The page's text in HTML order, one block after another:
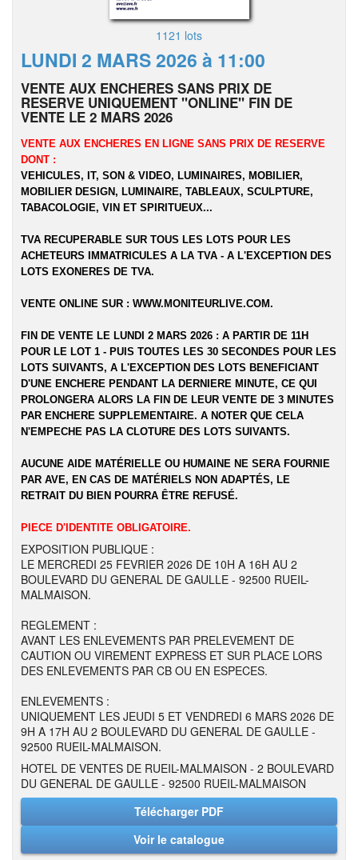
1121 lots
LUNDI 2 MARS 2026 à 11:00
VENTE AUX ENCHERES SANS PRIX DE
RESERVE UNIQUEMENT "ONLINE" FIN DE
VENTE LE 2 MARS 2026
VENTE AUX ENCHERES EN LIGNE SANS PRIX DE RESERVE
DONT :
VEHICULES, IT, SON & VIDEO, LUMINAIRES, MOBILIER,
MOBILIER DESIGN, LUMINAIRE, TABLEAUX, SCULPTURE,
TABACOLOGIE, VIN ET SPIRITUEUX...
TVA RECUPERABLE SUR TOUS LES LOTS POUR LES
ACHETEURS IMMATRICULES A LA TVA - A L'EXCEPTION DES
LOTS EXONERES DE TVA.
VENTE ONLINE SUR : WWW.MONITEURLIVE.COM.
FIN DE VENTE LE LUNDI 2 MARS 2026 : A PARTIR DE 11H
POUR LE LOT 1 - PUIS TOUTES LES 30 SECONDES POUR LES
LOTS SUIVANTS, A L'EXCEPTION DES LOTS BENEFICIANT
D'UNE ENCHERE PENDANT LA DERNIERE MINUTE, CE QUI
PROLONGERA ALORS LA FIN DE LEUR VENTE DE 3 MINUTES
PAR ENCHERE SUPPLEMENTAIRE. A NOTER QUE CELA
N'EMPECHE PAS LA CLOTURE DES LOTS SUIVANTS.
AUCUNE AIDE MATÉRIELLE OU HUMAINE NE SERA FOURNIE
PAR AVE, EN CAS DE MATÉRIELS NON ADAPTÉS, LE
RETRAIT DU BIEN POURRA ÊTRE REFUSÉ.
PIECE D'IDENTITE OBLIGATOIRE.
EXPOSITION PUBLIQUE :
LE MERCREDI 25 FEVRIER 2026 DE 10H A 16H AU 2
BOULEVARD DU GENERAL DE GAULLE - 92500 RUEIL-
MALMAISON.
REGLEMENT :
AVANT LES ENLEVEMENTS PAR PRELEVEMENT DE
CAUTION OU VIREMENT EXPRESS ET SUR PLACE LORS
DES ENLEVEMENTS PAR CB OU EN ESPECES.
ENLEVEMENTS :
UNIQUEMENT LES JEUDI 5 ET VENDREDI 6 MARS 2026 DE
9H A 17H AU 2 BOULEVARD DU GENERAL DE GAULLE -
92500 RUEIL-MALMAISON.
HOTEL DE VENTES DE RUEIL-MALMAISON - 2 BOULEVARD
DU GENERAL DE GAULLE - 92500 RUEIL-MALMAISON
Télécharger PDF
Voir le catalogue